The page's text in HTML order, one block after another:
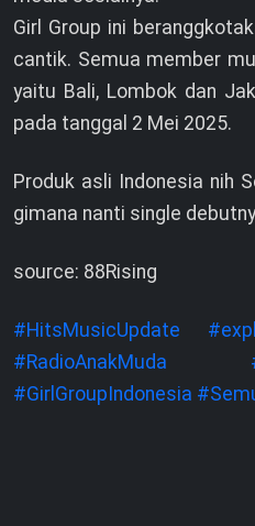
Girl Group ini
cantik. Semua member
yaitu Bali, Lombok dan
pada tanggal 2 Mei 2025.
Produk asli Indonesia nih
gimana nanti single
source: 88Rising
#HitsMusicUpdate
#RadioAnakMuda
#GirlGroupIndonesia